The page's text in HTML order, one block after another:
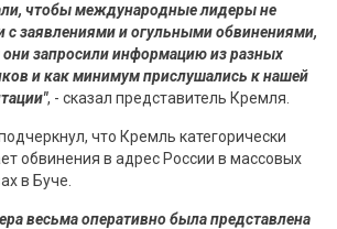
чтобы международные лидеры не
с заявлениями и огульными обвинениями,
запросили информацию из разных
и как минимум прислушались к нашей
, - сказал представитель Кремля.
что Кремль категорически
обвинения в адрес России в массовых
в Буче.
весьма оперативно была представлена